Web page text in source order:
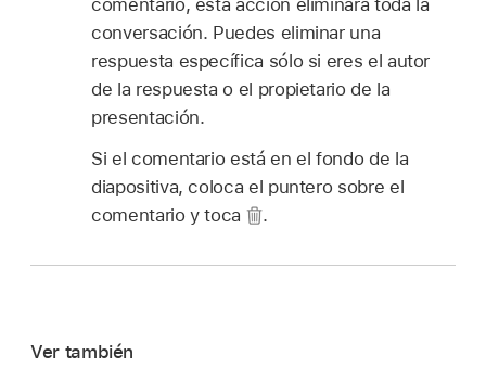
conversación. Puedes eliminar una
respuesta específica sólo si eres el autor
de la respuesta o el propietario de la
presentación.
Si el comentario está en el fondo de la
diapositiva, coloca el puntero sobre el
comentario y toca
.
Ver también